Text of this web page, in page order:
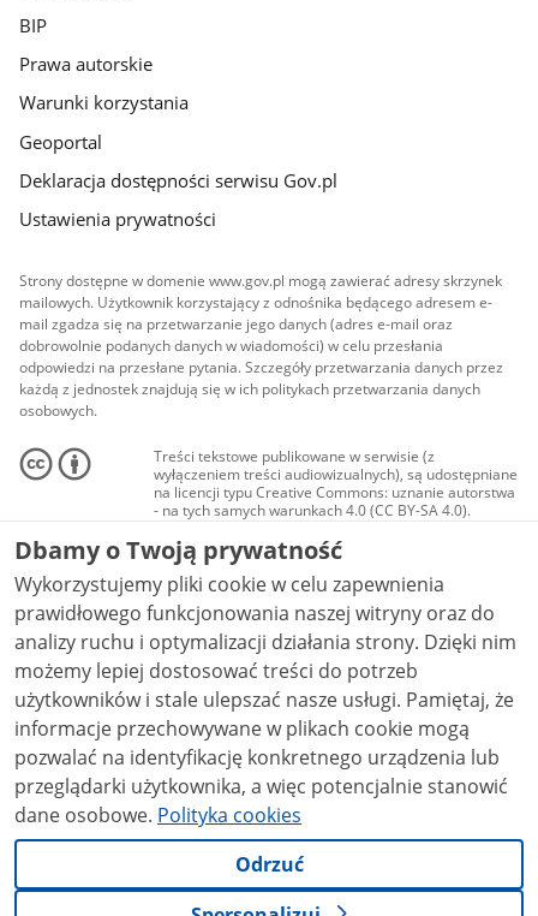
BIP
Prawa autorskie
Warunki korzystania
Geoportal
Deklaracja dostępności serwisu Gov.pl
Ustawienia prywatności
Strony dostępne w domenie www.gov.pl mogą zawierać adresy skrzynek
mailowych. Użytkownik korzystający z odnośnika będącego adresem e-
mail zgadza się na przetwarzanie jego danych (adres e-mail oraz
dobrowolnie podanych danych w wiadomości) w celu przesłania
odpowiedzi na przesłane pytania. Szczegóły przetwarzania danych przez
każdą z jednostek znajdują się w ich politykach przetwarzania danych
osobowych.
Treści tekstowe publikowane w serwisie (z
wyłączeniem treści audiowizualnych), są udostępniane
na licencji typu Creative Commons: uznanie autorstwa
- na tych samych warunkach 4.0 (CC BY-SA 4.0).
Materiały audiowizualne, w tym zdjęcia, materiały
audio i wideo, są udostępniane na licencji typu
Creative Commons: uznanie autorstwa użycie
niekomercyjne - bez utworów zależnych 4.0 (CC BY-
NC-ND 4.0), o ile nie jest to stwierdzone inaczej.
Dbamy o Twoją prywatność
Wykorzystujemy pliki cookie w celu zapewnienia
prawidłowego funkcjonowania naszej witryny oraz do
analizy ruchu i optymalizacji działania strony. Dzięki nim
możemy lepiej dostosować treści do potrzeb
użytkowników i stale ulepszać nasze usługi. Pamiętaj, że
informacje przechowywane w plikach cookie mogą
pozwalać na identyfikację konkretnego urządzenia lub
przeglądarki użytkownika, a więc potencjalnie stanowić
dane osobowe. Polityka cookies
Odrzuć